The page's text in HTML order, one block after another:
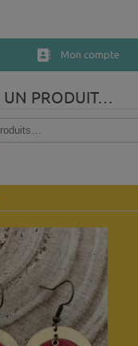
Mon compte
UN PRODUIT…